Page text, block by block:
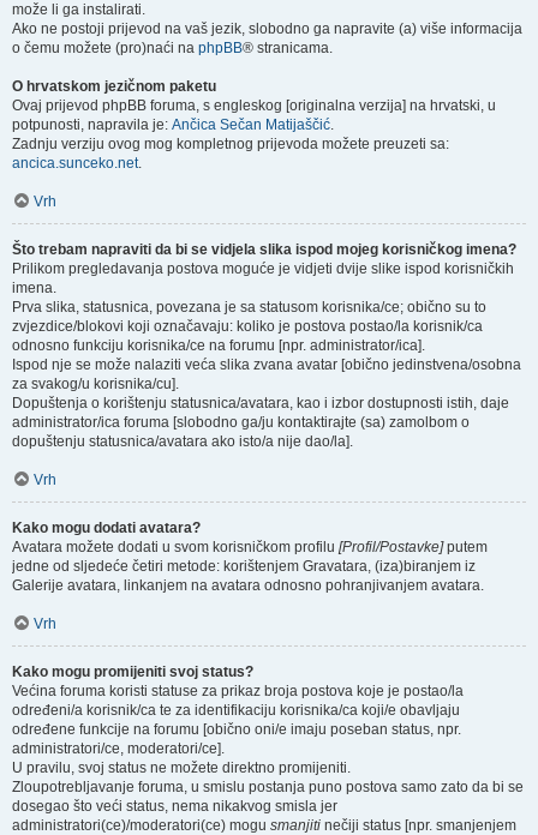
može li ga instalirati.
Ako ne postoji prijevod na vaš jezik, slobodno ga napravite (a) više informacija
o čemu možete (pro)naći na phpBB® stranicama.
O hrvatskom jezičnom paketu
Ovaj prijevod phpBB foruma, s engleskog [originalna verzija] na hrvatski, u
potpunosti, napravila je: Ančica Sečan Matijaščić.
Zadnju verziju ovog mog kompletnog prijevoda možete preuzeti sa:
ancica.sunceko.net.
Vrh
Što trebam napraviti da bi se vidjela slika ispod mojeg korisničkog imena?
Prilikom pregledavanja postova moguće je vidjeti dvije slike ispod korisničkih
imena.
Prva slika, statusnica, povezana je sa statusom korisnika/ce; obično su to
zvjezdice/blokovi koji označavaju: koliko je postova postao/la korisnik/ca
odnosno funkciju korisnika/ce na forumu [npr. administrator/ica].
Ispod nje se može nalaziti veća slika zvana avatar [obično jedinstvena/osobna
za svakog/u korisnika/cu].
Dopuštenja o korištenju statusnica/avatara, kao i izbor dostupnosti istih, daje
administrator/ica foruma [slobodno ga/ju kontaktirajte (sa) zamolbom o
dopuštenju statusnica/avatara ako isto/a nije dao/la].
Vrh
Kako mogu dodati avatara?
Avatara možete dodati u svom korisničkom profilu [Profil/Postavke]putem
jedne od sljedeće četiri metode: korištenjem Gravatara, (iza)biranjem iz
Galerije avatara, linkanjem na avatara odnosno pohranjivanjem avatara.
Vrh
Kako mogu promijeniti svoj status?
Većina foruma koristi statuse za prikaz broja postova koje je postao/la
određeni/a korisnik/ca te za identifikaciju korisnika/ca koji/e obavljaju
određene funkcije na forumu [obično oni/e imaju poseban status, npr.
administratori/ce, moderatori/ce].
U pravilu, svoj status ne možete direktno promijeniti.
Zloupotrebljavanje foruma, u smislu postanja puno postova samo zato da bi se
dosegao što veći status, nema nikakvog smisla jer
administratori(ce)/moderatori(ce) mogu smanjiti nečiji status [npr. smanjenjem